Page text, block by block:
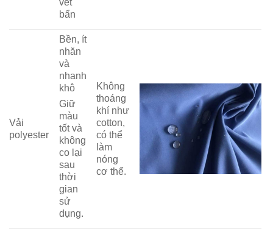
vết
bẩn
Vải
polyester
Bền, ít
nhăn
và
nhanh
khô
Giữ
màu
tốt và
không
co lại
sau
thời
gian
sử
dụng.
Không
thoáng
khí như
cotton,
có thể
làm
nóng
cơ thể.